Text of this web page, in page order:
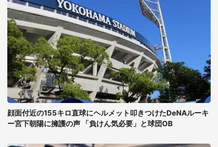
顔面付近の155キロ直球にヘルメット叩きつけたDeNAルーキ
ー宮下朝陽に擁護の声 「負けん気必要」と球団OB